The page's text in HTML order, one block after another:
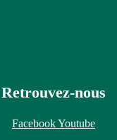
Retrouvez-nous
FacebookYoutube